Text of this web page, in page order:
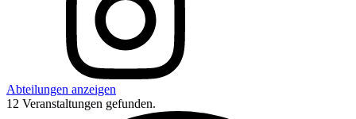
Abteilungen anzeigen
12 Veranstaltungen gefunden.